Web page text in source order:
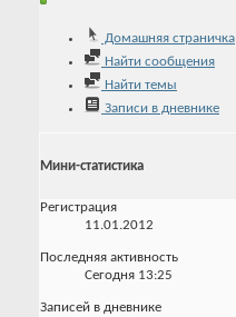
Домашняя страничка
Найти сообщения
Найти темы
Записи в дневнике
Мини-статистика
Регистрация
11.01.2012
Последняя активность
Сегодня 13:25
Записей в дневнике